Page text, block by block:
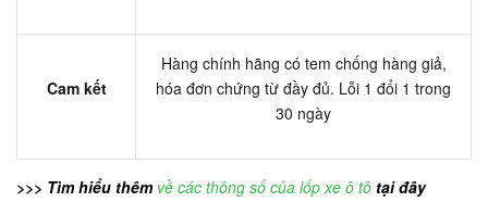
Cam kết
Hàng chính hãng có tem chống hàng giả,
hóa đơn chứng từ đầy đủ. Lỗi 1 đổi 1 trong
30 ngày
>>> Tìm hiểu thêm về các thông số của lốp xe ô tô tại đây